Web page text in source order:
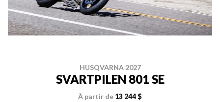
HUSQVARNA 2027
SVARTPILEN 801 SE
À partir de 13 244 $